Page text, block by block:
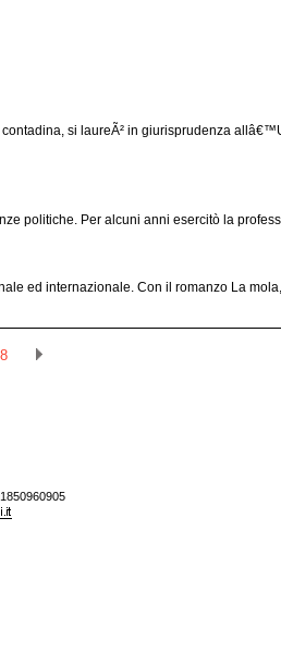
si laureÃ² in giurisprudenza
politiche. Per alcuni anni esercitò la
ed internazionale. Con il romanzo La mola,
8